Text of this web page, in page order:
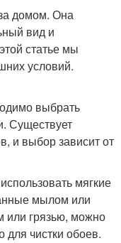
домом. Она
вид и
статье мы
условий.
выбрать
Существует
и выбор зависит от
мягкие
мылом или
или грязью, можно
для чистки обоев.